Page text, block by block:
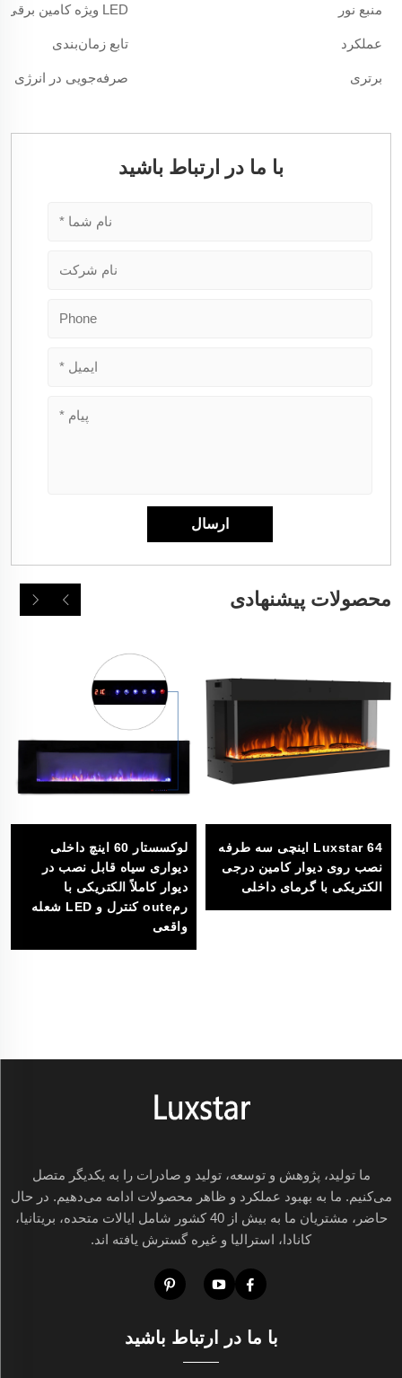
منبع نور LED ویژه کامین برقی
عملکرد تابع زمان‌بندی
برتری صرفه‌جویی در انرژی
با ما در ارتباط باشید
محصولات پیشنهادی
Luxstar 64 اینچی سه طرفه
نصب روی دیوار کامین درجی
الکتریکی با گرمای داخلی
لوکسستار 60 اینچ داخلی
دیواری سیاه قابل نصب در
دیوار کاملاً الکتریکی با
رمoute کنترل و LED شعله
واقعی
ما تولید، پژوهش و توسعه، تولید و صادرات را به یکدیگر متصل
می‌کنیم. ما به بهبود عملکرد و ظاهر محصولات ادامه می‌دهیم. در حال
حاضر، مشتریان ما به بیش از 40 کشور شامل ایالات متحده، بریتانیا،
کانادا، استرالیا و غیره گسترش یافته اند.
با ما در ارتباط باشید